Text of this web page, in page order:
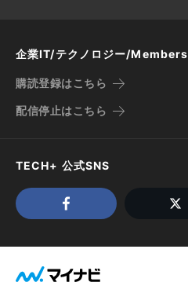
企業IT/テクノロジー/
購読登録はこちら
配信停止はこちら
TECH+ 公式SNS